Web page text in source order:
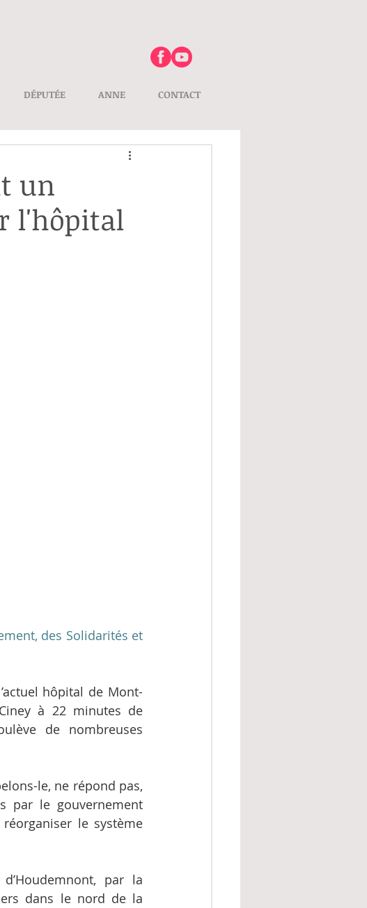
DÉPUTÉE ANNE CONTACT
un
l'hôpital
des Solidarités et
hôpital de Mont-
à 22 minutes de
de nombreuses
le, ne répond pas,
par le gouvernement
le système
par la
dans le nord de la